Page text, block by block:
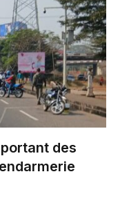
des